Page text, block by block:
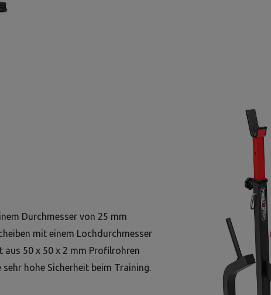
Durchmesser von 25 mm
mit einem Lochdurchmesser
50 x 50 x 2 mm Profilrohren
hohe Sicherheit beim Training.